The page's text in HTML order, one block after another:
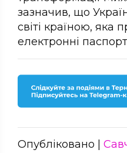
зазначив, що
світі країною, яка
електронні
Опубліковано |